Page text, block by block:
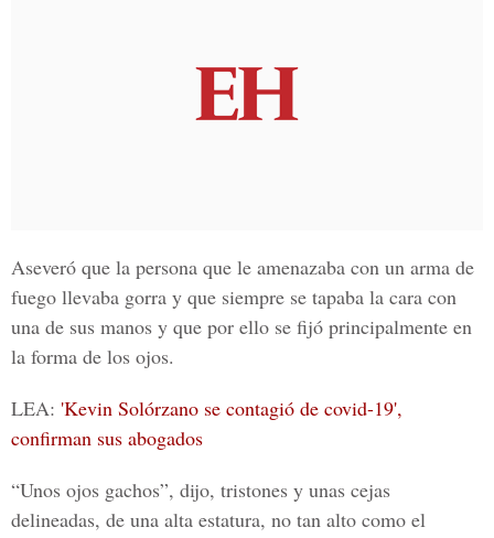
Aseveró que la persona que le amenazaba con un arma de
fuego llevaba gorra y que siempre se tapaba la cara con
una de sus manos y que por ello se fijó principalmente en
la forma de los ojos.
LEA: 'Kevin Solórzano se contagió de covid-19',
confirman sus abogados
“Unos ojos gachos”, dijo, tristones y unas cejas
delineadas, de una alta estatura, no tan alto como el